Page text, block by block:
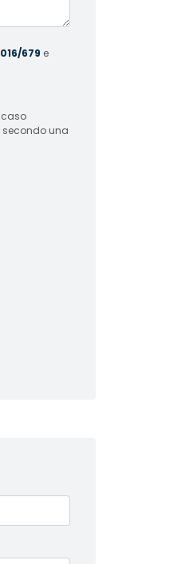
679 e
secondo una